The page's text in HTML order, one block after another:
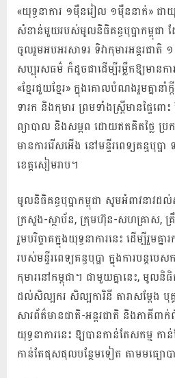
«យុទ្ធនាការ ១ម៉ឺនរៀល ១ម៉ឺននាក់» ជាយុ
សំខាន់មួយរបស់មូលនិធិគន្ធបុប្ផាកម្ពុជា
ចូលរួមអបអរសាទរ ទិវាកុមារអន្តរជា
សប្បុរសធម៌ ក៏ដូចជាដើម្បីរម្លឹកឱ្យមានកា
«ខ្មែរជួយខ្មែរ» ក្នុងគោលបំណងរួមគ្ន
ទារក និងកុមារ ព្រមទាំងស្ត្រីមានផ្ទៃពោ
ព្យាបាល និងសម្ភព ដោយឥតគិតថ្លៃ
មានការរើសអើង នៅមន្ទីរពេទ្យគនុ្ធបុប្
ខេត្តសៀមរាប។
មូលនិធិគន្ធបុប្ផាកម្ពុជា សូមអំពាវនា
ក្រសួង-ស្ថាប័ន, ក្រុមហ៊ុន-សហគ្រាស, គ្រឹ
រួមបរិច្ចាគក្នុងយុទ្ធនាការនេះ ដើម្បីរួមគ្ន
របស់មន្ទីរពេទ្យគន្ធបុប្ផា ក្នុងការបន្តបេ
កុមារនៅកម្ពុជា។ ជាមួយគ្នានេះ, មូលនិធិ
ដល់សិល្បករ សិល្បការិនី តារាសម្ដែង បុ
សារព័ត៌មានជាតិ-អន្ដរជាតិ និងភាគីពា
យុទ្ធនាការនេះ ឱ្យបានកាន់តែសកម្ម
កាន់តែផុសផុលបន្ថែមទៀត តាមមធ្យោប